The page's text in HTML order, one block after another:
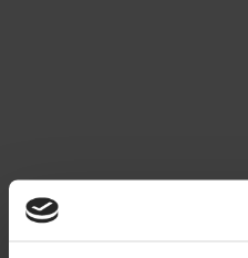
PRÍNCIPE REAL